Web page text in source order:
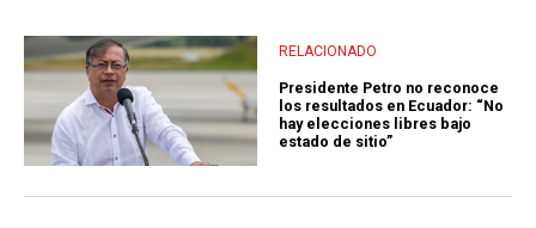
RELACIONADO
Presidente Petro no reconoce
los resultados en Ecuador: “No
hay elecciones libres bajo
estado de sitio”